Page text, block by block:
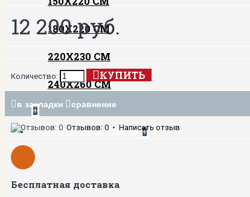
180Х220 СМ
220Х230 СМ
240Х260 СМ
+
ТОВАРЫ СО СКИДКОЙ +
12 200 руб.
Количество: КУПИТЬ
в закладки сравнение
Отзывов: 0 • Написать отзыв
Бесплатная доставка